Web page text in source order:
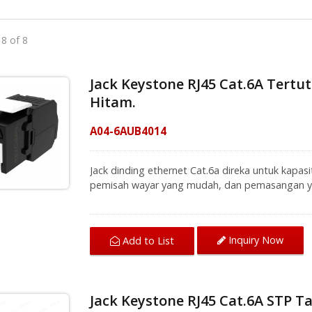
8 of 8
Jack Keystone RJ45 Cat.6A
Hitam.
A04-6AUB4014
Jack dinding ethernet Cat.6a direka untuk
pemisah wayar yang mudah, dan
terjatuh. Jack keystone sesuai untuk
(Nombor model: A15-D002) disyorkan jika
yang banyak untuk dilakukan. Jek keystone
sehingga 10Gbps melalui 100 meter dengan
penutup muka di kawasan kerja pengkabelan
Add to List Inquiry Now
Jack Keystone RJ45 Cat.6A STP